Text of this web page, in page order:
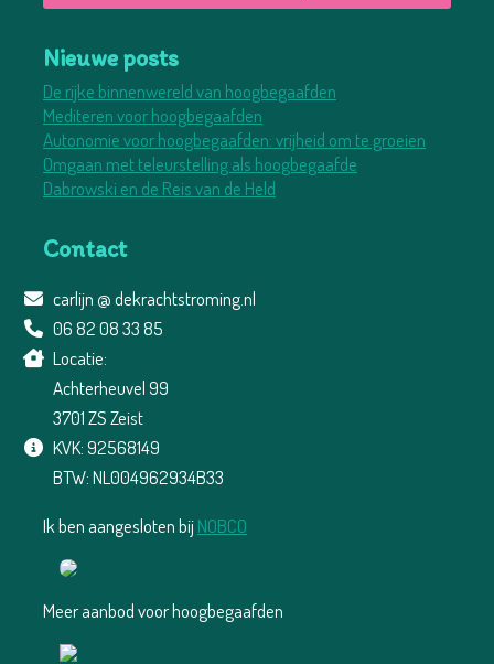
Nieuwe posts
De rijke binnenwereld van hoogbegaafden
Mediteren voor hoogbegaafden
Autonomie voor hoogbegaafden: vrijheid om te groeien
Omgaan met teleurstelling als hoogbegaafde
Dabrowski en de Reis van de Held
Contact
carlijn @ dekrachtstroming.nl
06 82 08 33 85
Locatie:
Achterheuvel 99
3701 ZS Zeist
KVK: 92568149
BTW: NL004962934B33
Ik ben aangesloten bijNOBCO
Meer aanbod voor hoogbegaafden